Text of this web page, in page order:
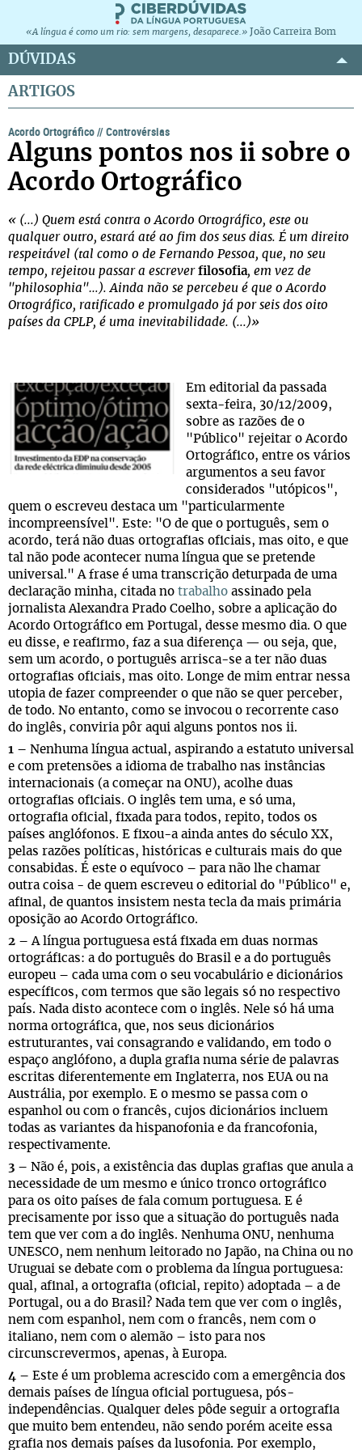
«A língua é como um rio: sem margens, desaparece.» João Carreira Bom
DÚVIDAS
ARTIGOS
Acordo Ortográfico//Controvérsias
Alguns pontos nos ii sobre o
Acordo Ortográfico
« (...) Quem está contra o Acordo Ortográfico, este ou
qualquer outro, estará até ao fim dos seus dias. É um direito
respeitável (tal como o de Fernando Pessoa, que, no seu
tempo, rejeitou passar a escrever filosofia, em vez de
"philosophia"…). Ainda não se percebeu é que o Acordo
Ortográfico, ratificado e promulgado já por seis dos oito
países da CPLP, é uma inevitabilidade. (...)»
Em editorial da passada
sexta-feira, 30/12/2009,
sobre as razões de o
"Público" rejeitar o Acordo
Ortográfico, entre os vários
argumentos a seu favor
considerados "utópicos",
quem o escreveu destaca um "particularmente
incompreensível". Este: "O de que o português, sem o
acordo, terá não duas ortografias oficiais, mas oito, e que
tal não pode acontecer numa língua que se pretende
universal." A frase é uma transcrição deturpada de uma
declaração minha, citada no trabalho assinado pela
jornalista Alexandra Prado Coelho, sobre a aplicação do
Acordo Ortográfico em Portugal, desse mesmo dia. O que
eu disse, e reafirmo, faz a sua diferença — ou seja, que,
sem um acordo, o português arrisca-se a ter não duas
ortografias oficiais, mas oito. Longe de mim entrar nessa
utopia de fazer compreender o que não se quer perceber,
de todo. No entanto, como se invocou o recorrente caso
do inglês, conviria pôr aqui alguns pontos nos ii.
1 – Nenhuma língua actual, aspirando a estatuto universal
e com pretensões a idioma de trabalho nas instâncias
internacionais (a começar na ONU), acolhe duas
ortografias oficiais. O inglês tem uma, e só uma,
ortografia oficial, fixada para todos, repito, todos os
países anglófonos. E fixou-a ainda antes do século XX,
pelas razões políticas, históricas e culturais mais do que
consabidas. É este o equívoco – para não lhe chamar
outra coisa - de quem escreveu o editorial do "Público" e,
afinal, de quantos insistem nesta tecla da mais primária
oposição ao Acordo Ortográfico.
2 – A língua portuguesa está fixada em duas normas
ortográficas: a do português do Brasil e a do português
europeu – cada uma com o seu vocabulário e dicionários
específicos, com termos que são legais só no respectivo
país. Nada disto acontece com o inglês. Nele só há uma
norma ortográfica, que, nos seus dicionários
estruturantes, vai consagrando e validando, em todo o
espaço anglófono, a dupla grafia numa série de palavras
escritas diferentemente em Inglaterra, nos EUA ou na
Austrália, por exemplo. E o mesmo se passa com o
espanhol ou com o francês, cujos dicionários incluem
todas as variantes da hispanofonia e da francofonia,
respectivamente.
3 – Não é, pois, a existência das duplas grafias que anula a
necessidade de um mesmo e único tronco ortográfico
para os oito países de fala comum portuguesa. E é
precisamente por isso que a situação do português nada
tem que ver com a do inglês. Nenhuma ONU, nenhuma
UNESCO, nem nenhum leitorado no Japão, na China ou no
Uruguai se debate com o problema da língua portuguesa:
qual, afinal, a ortografia (oficial, repito) adoptada – a de
Portugal, ou a do Brasil? Nada tem que ver com o inglês,
nem com espanhol, nem com o francês, nem com o
italiano, nem com o alemão – isto para nos
circunscrevermos, apenas, à Europa.
4 – Este é um problema acrescido com a emergência dos
demais países de língua oficial portuguesa, pós-
independências. Qualquer deles pôde seguir a ortografia
que muito bem entendeu, não sendo porém aceite essa
grafia nos demais países da lusofonia. Por exemplo,